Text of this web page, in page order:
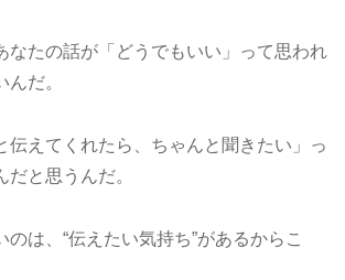
なたの話が「どうでもいい」って思われ
だ。
伝えてくれたら、ちゃんと聞きたい」っ
と思うんだ。
は、“伝えたい気持ち”があるからこ